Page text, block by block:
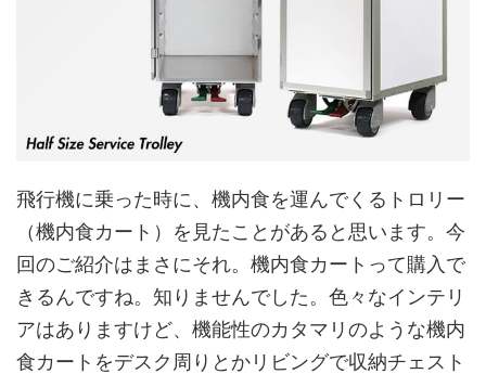
飛行機に乗った時に、機内食を運んでくるトロリー
（機内食カート）を見たことがあると思います。今
回のご紹介はまさにそれ。機内食カートって購入で
きるんですね。知りませんでした。色々なインテリ
アはありますけど、機能性のカタマリのような機内
食カートをデスク周りとかリビングで収納チェスト